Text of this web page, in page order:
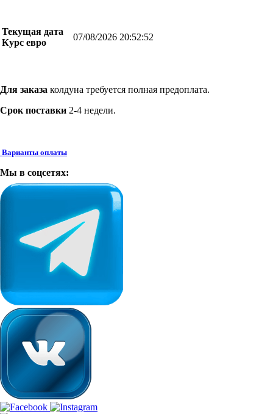
Текущая дата
Курс евро
07/08/2026 20:52:52
Для заказа колдуна требуется полная предоплата.
Срок поставки 2-4 недели.
Варианты оплаты
Мы в соцсетях: